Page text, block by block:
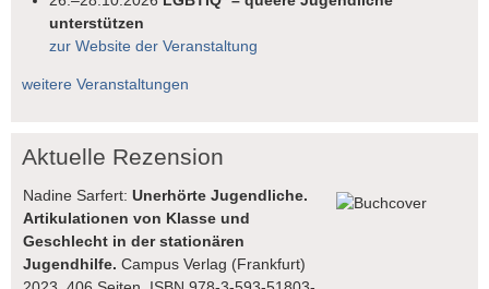
unterstützen
zur Website der Veranstaltung
weitere Veranstaltungen
Aktuelle Rezension
Nadine Sarfert:Unerhörte Jugendliche.
Artikulationen von Klasse und
Geschlecht in der stationären
Jugendhilfe.Campus Verlag (Frankfurt)